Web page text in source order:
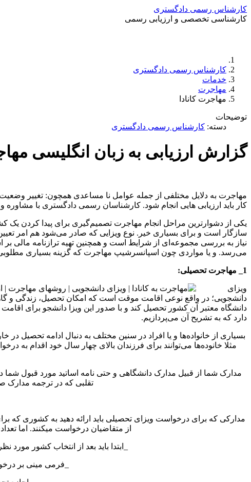
کارشناس رسمی دادگستری
کارشناسی تخصصی و ارزیابی رسمی
کارشناس رسمی دادگستری
خدمات
مهاجرت
مهاجرت کانادا
توضیحات
دسته: کارشناس رسمی دادگستری
گزارش ارزیابی به زبان انگلیسی
مهاجرت به دلایل مختلفی از جمله عوامل نا مساعدی همچون: تغییر
کار باید ارزیابی هایی انجام شود. کارشناسان رسمی دادگستری با
یکی از دشوار‌ترین مراحل انجام مهاجرت تصمیم‌گیری برای پیدا کردن
سازگار است و برای بسیاری خیر. نوع ویزایی که صادر می‌شود هم امر
نیاز به بررسی مجموعه‌ای از شرایط است و همچنین تهیه ترازنامه‌
می‌رسد. و یا مواردی چون اسپانسرشیپ مهاجرت که گزینه بسیاری
1_ مهاجرت تحصیلی:
ویزای
دانشجویی؛ در واقع نوعی اقامت موقت است که امکان تحصیل، زندگی و
دانشگاه معتبر آن کشور تحصیل کند و با صدور این ویزا دانشجو برای
دارد که به تشریح آن می‌پردازیم.
بسیاری از خانواده‌ها و یا افراد در سنین مختلف به دنبال ادامه تحصیل
مثلا خانوده‌ها می‌توانند برای فرزندان بالای چهار سال خود اقدام
مدارک شما از قبیل مدارک دانشگاهی و حتی نامه اساتید مورد قبول
تقلبی که در ترجمه مدارک
مدارکی که برای درخواست ویزای تحصیلی باید ارائه دهید به کشوری که
از متقاضیان درخواست میکنند. اما
_ابتدا باید بعد از انتخاب کشور
_فرمی مینی بر